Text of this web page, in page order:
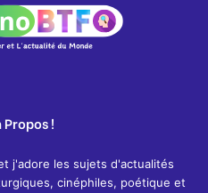
Propos !
j'adore les sujets d'actualités
cinéphiles, poétique et